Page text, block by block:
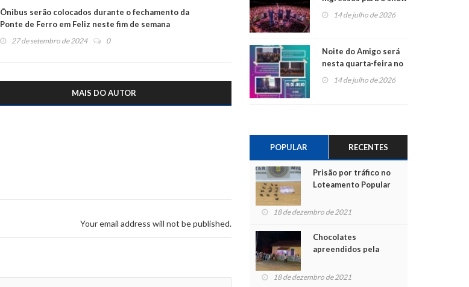
Ônibus serão colocados durante o fechamento da
Ponte de Ferro em Feliz neste fim de semana
27 de setembro de 2024 0
MAIS DO AUTOR
Your email address will not be published.
do Jota Quest nos 45
anos da Sicredi Ouro
14 de julho de 2026
Noite do Amigo será
nesta quarta-feira no
Centro de Cultura de
14 de julho de 2026
POPULAR RECENTES
Prisão por tráfico no
Loteamento Popular
18 de dezembro de 2021
Chocolates
apreendidos pela
para crianças na
18 de dezembro de 2021